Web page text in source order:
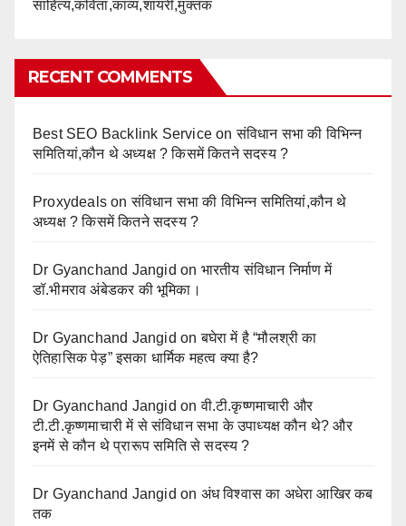
साहित्य,कविता,काव्य,शायरी,मुक्तक
RECENT COMMENTS
Best SEO Backlink Service onसंविधान सभा की विभिन्न
समितियां,कौन थे अध्यक्ष ? किसमें कितने सदस्य ?
Proxydeals onसंविधान सभा की विभिन्न समितियां,कौन थे
अध्यक्ष ? किसमें कितने सदस्य ?
Dr Gyanchand Jangid on भारतीय संविधान निर्माण में
डॉ.भीमराव अंबेडकर की भूमिका।
Dr Gyanchand Jangid onबघेरा में है “मौलश्री का
ऐतिहासिक पेड़” इसका धार्मिक महत्व क्या है?
Dr Gyanchand Jangid onवी.टी.कृष्णमाचारी और
टी.टी.कृष्णमाचारी में से संविधान सभा के उपाध्यक्ष कौन थे? और
इनमें से कौन थे प्रारूप समिति से सदस्य ?
Dr Gyanchand Jangid on अंध विश्वास का अधेरा आखिर कब
तक